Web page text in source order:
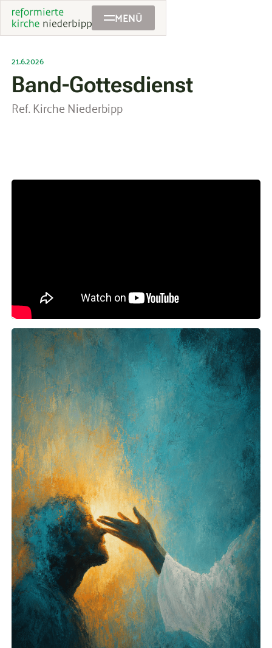
MENÜ
21.6.2026
Band-Gottesdienst
Ref. Kirche Niederbipp